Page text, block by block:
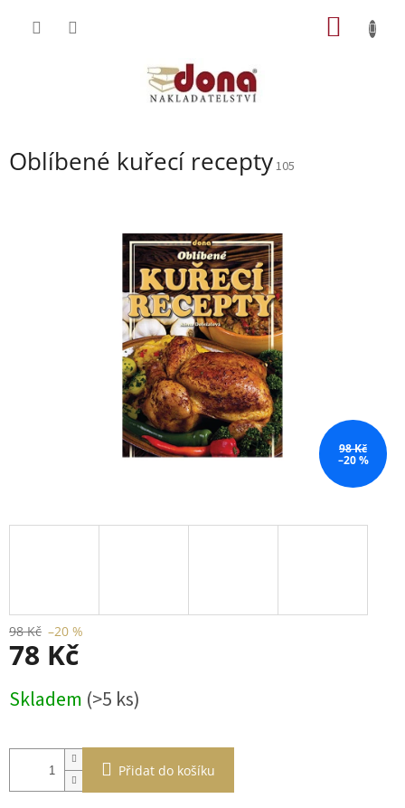
Oblíbené kuřecí recepty105
98 Kč
–20 %
98 Kč –20 %
78 Kč
cena:
Skladem (>5 ks)
Přidat do košíku